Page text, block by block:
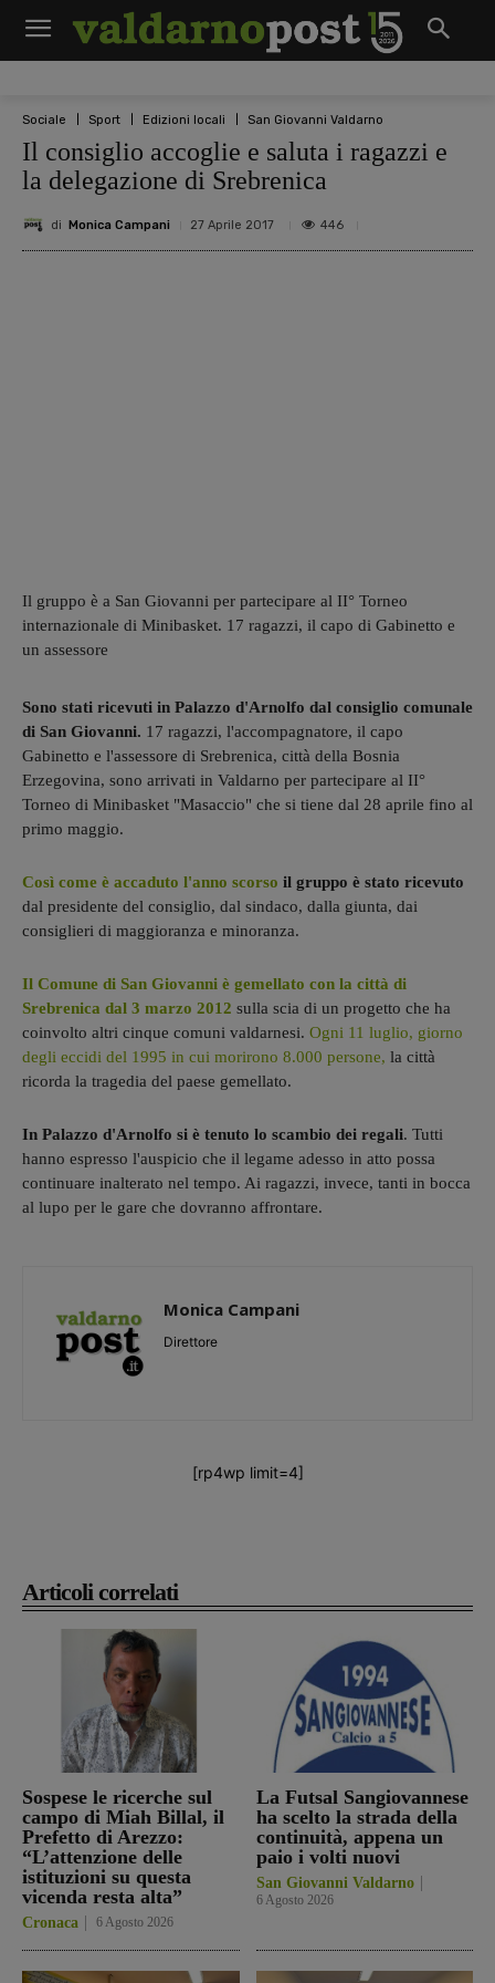
Sociale Sport Edizioni locali San Giovanni Valdarno
Il consiglio accoglie e saluta i ragazzi e
la delegazione di Srebrenica
di Monica Campani 27 Aprile 2017 446
Articoli correlati
Sospese le ricerche sul
campo di Miah Billal, il
Prefetto di Arezzo:
“L’attenzione delle
istituzioni su questa
vicenda resta alta”
Cronaca 6 Agosto 2026
La Futsal Sangiovannese
ha scelto la strada della
continuità, appena un
paio i volti nuovi
San Giovanni Valdarno
6 Agosto 2026
Il gruppo è a San Giovanni per partecipare al II° Torneo
internazionale di Minibasket. 17 ragazzi, il capo di Gabinetto e
un assessore
Sono stati ricevuti in Palazzo d'Arnolfo dal consiglio comunale
di San Giovanni. 17 ragazzi, l'accompagnatore, il capo
Gabinetto e l'assessore di Srebrenica, città della Bosnia
Erzegovina, sono arrivati in Valdarno per partecipare al II°
Torneo di Minibasket "Masaccio" che si tiene dal 28 aprile fino al
primo maggio.
Così come è accaduto l'anno scorso il gruppo è stato ricevuto
dal presidente del consiglio, dal sindaco, dalla giunta, dai
consiglieri di maggioranza e minoranza.
Il Comune di San Giovanni è gemellato con la città di
Srebrenica dal 3 marzo 2012 sulla scia di un progetto che ha
coinvolto altri cinque comuni valdarnesi. Ogni 11 luglio, giorno
degli eccidi del 1995 in cui morirono 8.000 persone, la città
ricorda la tragedia del paese gemellato.
In Palazzo d'Arnolfo si è tenuto lo scambio dei regali. Tutti
hanno espresso l'auspicio che il legame adesso in atto possa
continuare inalterato nel tempo. Ai ragazzi, invece, tanti in bocca
al lupo per le gare che dovranno affrontare.
Monica Campani
Direttore
[rp4wp limit=4]